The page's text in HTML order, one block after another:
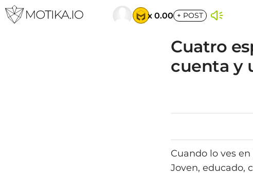
x 0.00 + POST
Cuatro
cuenta y
Cuando lo ves
Joven, educado,